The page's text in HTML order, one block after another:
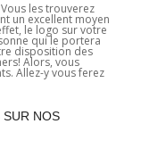
les trouverez
un excellent moyen
le logo sur votre
qui le portera
disposition des
Alors, vous
Allez-y vous ferez
NOS